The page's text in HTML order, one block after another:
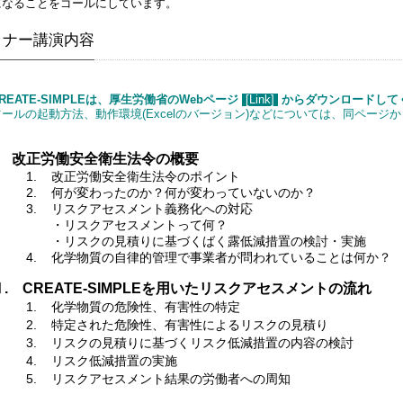
ることをゴールにしています。
ー講演内容
SIMPLEは、厚生労働省のWebページ [Link]
からダウンロードして
ルの起動方法、動作環境(Excelのバージョン)などについては、同ページか
改正労働安全衛生法令の概要
1. 改正労働安全衛生法令のポイント
2. 何が変わったのか？何が変わっていないのか？
3. リスクアセスメント義務化への対応
・リスクアセスメントって何？
・リスクの見積りに基づくばく露低減措置の検討・実施
4. 化学物質の自律的管理で事業者が問われていることは何か？
CREATE-SIMPLEを用いたリスクアセスメントの流れ
1. 化学物質の危険性、有害性の特定
2. 特定された危険性、有害性によるリスクの見積り
3. リスクの見積りに基づくリスク低減措置の内容の検討
4. リスク低減措置の実施
5. リスクアセスメント結果の労働者への周知